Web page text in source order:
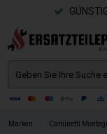
Marken Caminetti